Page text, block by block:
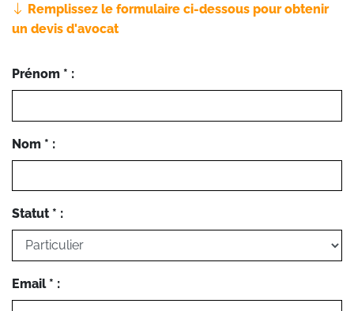
Remplissez le formulaire ci-dessous pour obtenir
un devis d'avocat
Prénom * :
Nom * :
Statut * :
Email * :